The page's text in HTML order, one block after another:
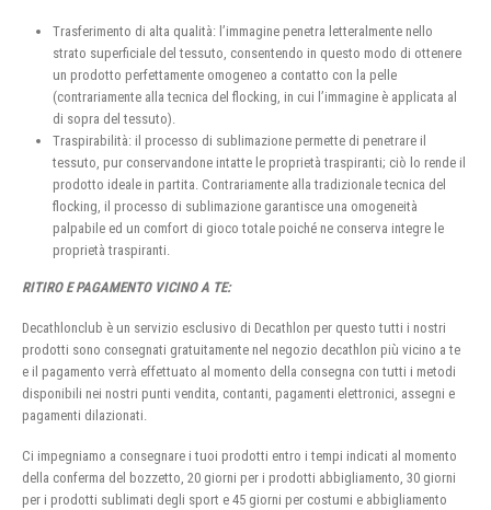
Trasferimento di alta qualità: l’immagine penetra letteralmente nello
strato superficiale del tessuto, consentendo in questo modo di ottenere
un prodotto perfettamente omogeneo a contatto con la pelle
(contrariamente alla tecnica del flocking, in cui l’immagine è applicata al
di sopra del tessuto).
Traspirabilità: il processo di sublimazione permette di penetrare il
tessuto, pur conservandone intatte le proprietà traspiranti; ciò lo rende il
prodotto ideale in partita. Contrariamente alla tradizionale tecnica del
flocking, il processo di sublimazione garantisce una omogeneità
palpabile ed un comfort di gioco totale poiché ne conserva integre le
proprietà traspiranti.
RITIRO E PAGAMENTO VICINO A TE:
Decathlonclub è un servizio esclusivo di Decathlon per questo tutti i nostri
prodotti sono consegnati gratuitamente nel negozio decathlon più vicino a te
e il pagamento verrà effettuato al momento della consegna con tutti i metodi
disponibili nei nostri punti vendita, contanti, pagamenti elettronici, assegni e
pagamenti dilazionati.
Ci impegniamo a consegnare i tuoi prodotti entro i tempi indicati al momento
della conferma del bozzetto, 20 giorni per i prodotti abbigliamento, 30 giorni
per i prodotti sublimati degli sport e 45 giorni per costumi e abbigliamento